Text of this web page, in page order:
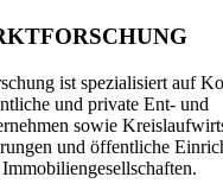
ist spezialisiert auf
und private Ent- und
sowie
und öffentliche